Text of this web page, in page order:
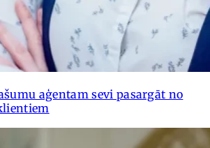
aģentam sevi pasargāt no